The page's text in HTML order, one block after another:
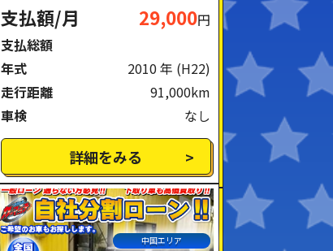
支払額/月 29,000円
支払総額
年式
2010 年 (H22)
走行距離
91,000km
車検
なし
詳細をみる
中国エリア